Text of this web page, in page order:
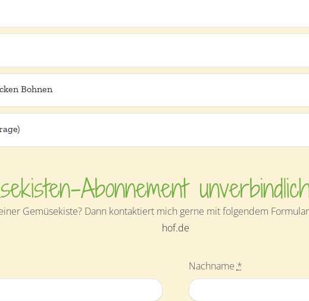
Bohnen
Abonnement
Gemüsekiste? Dann kontaktiert mich gerne mit folgendem
hof.de
Nachname *